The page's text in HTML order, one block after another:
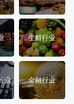
生鲜行业
业 金融行业